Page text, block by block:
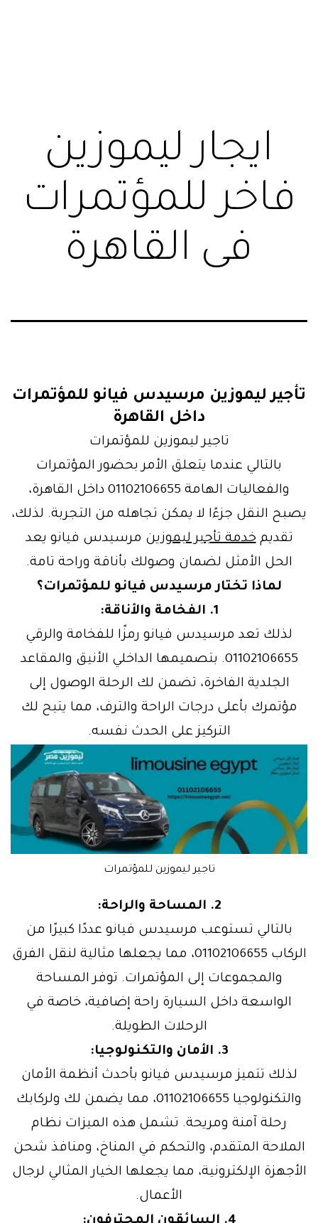
ايجار ليموزين
فاخر للمؤتمرات
فى القاهرة
تأجير ليموزين مرسيدس فيانو للمؤتمرات
داخل القاهرة
تاجير ليموزين للمؤتمرات
بالتالي عندما يتعلق الأمر بحضور المؤتمرات
والفعاليات الهامة 01102106655 داخل القاهرة،
يصبح النقل جزءًا لا يمكن تجاهله من التجربة. لذلك،
تقديمخدمة تأجير ليموزين مرسيدس فيانو يعد
الحل الأمثل لضمان وصولك بأناقة وراحة تامة.
لماذا تختار مرسيدس فيانو للمؤتمرات؟
1. الفخامة والأناقة:
لذلك تعد مرسيدس فيانو رمزًا للفخامة والرقي
01102106655. بتصميمها الداخلي الأنيق والمقاعد
الجلدية الفاخرة، تضمن لك الرحلة الوصول إلى
مؤتمرك بأعلى درجات الراحة والترف، مما يتيح لك
التركيز على الحدث نفسه.
تاجير ليموزين للمؤتمرات
2. المساحة والراحة:
بالتالي تستوعب مرسيدس فيانو عددًا كبيرًا من
الركاب 01102106655، مما يجعلها مثالية لنقل الفرق
والمجموعات إلى المؤتمرات. توفر المساحة
الواسعة داخل السيارة راحة إضافية، خاصة في
الرحلات الطويلة.
3. الأمان والتكنولوجيا:
لذلك تتميز مرسيدس فيانو بأحدث أنظمة الأمان
والتكنولوجيا 01102106655، مما يضمن لك ولركابك
رحلة آمنة ومريحة. تشمل هذه الميزات نظام
الملاحة المتقدم، والتحكم في المناخ، ومنافذ شحن
الأجهزة الإلكترونية، مما يجعلها الخيار المثالي لرجال
الأعمال.